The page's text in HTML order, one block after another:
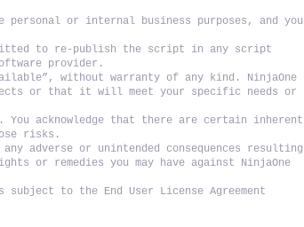
personal or internal business purposes, and you
to re-publish the script in any script
provider.
without warranty of any kind. NinjaOne
or that it will meet your specific needs or
You acknowledge that there are certain inherent
risks.
adverse or unintended consequences resulting
or remedies you may have against NinjaOne
subject to the End User License Agreement